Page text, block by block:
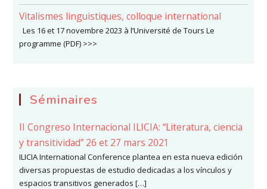
Vitalismes linguistiques, colloque international
Les 16 et 17 novembre 2023 à l’Université de Tours Le
programme (PDF) >>>
Séminaires
II Congreso Internacional ILICIA: “Literatura, ciencia
y transitividad” 26 et 27 mars 2021
ILICIA International Conference plantea en esta nueva edición
diversas propuestas de estudio dedicadas a los vínculos y
espacios transitivos generados […]